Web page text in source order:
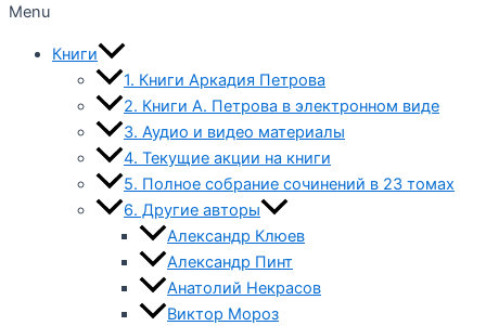
Menu
Книги
1. Книги Аркадия Петрова
2. Книги А. Петрова в электронном виде
3. Аудио и видео материалы
4. Текущие акции на книги
5. Полное собрание сочинений в 23 томах
6. Другие авторы
Александр Клюев
Александр Пинт
Анатолий Некрасов
Виктор Мороз